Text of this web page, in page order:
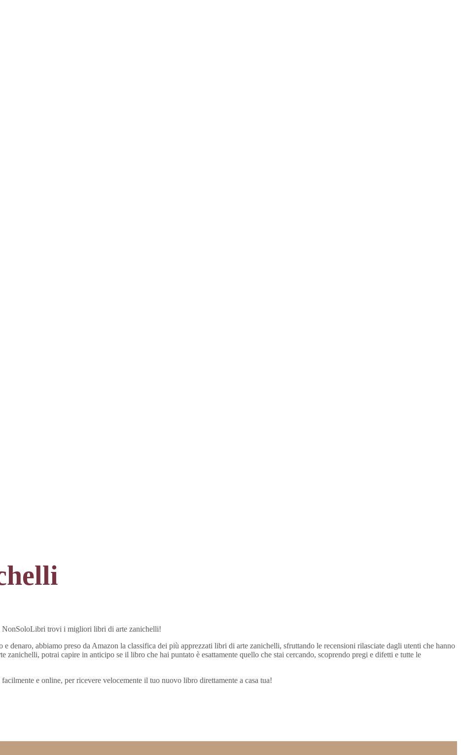
NonSoloLibri trovi i migliori libri di arte zanichelli!
denaro, abbiamo preso da Amazon la classifica dei più apprezzati libri di arte zanichelli, sfruttando le recensioni rilasciate dagli utenti che hanno
zanichelli, potrai capire in anticipo se il libro che hai puntato è esattamente quello che stai cercando, scoprendo pregi e difetti e tutte le
e online, per ricevere velocemente il tuo nuovo libro direttamente a casa tua!